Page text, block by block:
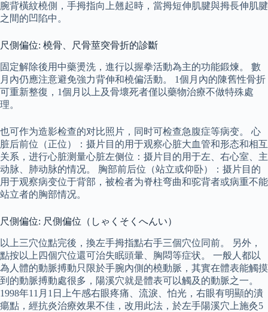
腕背橫紋橈側，手拇指向上翹起時，當拇短伸肌腱與拇長伸肌腱
之間的凹陷中。
尺側偏位: 橈骨、尺骨莖突骨折的診斷
固定解除後用中藥燙洗，進行以握拳活動為主的功能鍛煉。 數
月內仍應注意避免強力背伸和橈偏活動。 1個月內的陳舊性骨折
可重新整復，1個月以上及骨壞死者僅以藥物治療不做特殊處
理。
也可作为造影检查的对比照片，同时可检查急腹症等病变。 心
脏后前位（正位）：摄片目的用于观察心脏大血管和形态和相互
关系，进行心脏测量心脏左侧位：摄片目的用于左、右心室、主
动脉、肺动脉的情况。 胸部前后位（站立或仰卧）：摄片目的
用于观察病变位于背部，被检者为脊柱弯曲和驼背者或病重不能
站立者的胸部情况。
尺側偏位: 尺側偏位（しゃくそくへんい）
以上三穴位點完後，換左手拇指點右手三個穴位同前。 另外，
點按以上四個穴位還可治失眠頭暈、胸悶等症状。 一般人都以
為人體的動脈搏動只限於手腕內側的橈動脈，其實在體表能觸摸
到的動脈搏動處很多，陽溪穴就是體表可以觸及的動脈之一。
1998年11月1日上午感右眼疼痛、流淚、怕光，右眼有明顯的潰
瘍點，經抗炎治療效果不佳，改用此法，於左手陽溪穴上施灸5